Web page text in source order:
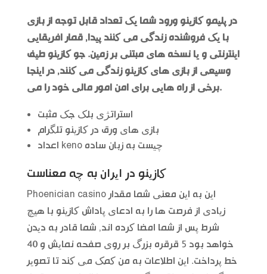
در پلیمو کازینو ورود شما یک تعداد قابل توجه از بازی
با یک فروشنده زندگی می کنند پیدا, قمار افریقایی
اینترنتی و یا نسخه های مبتنی بر زمین. جو کازینو طیف
وسیعی از بازی های کازینو زندگی می کنند, در اینجا
برخی از راه هایی برای امن امور مالی خود را می.
استراتژی بلک جک مثبت
بازی های ورق در کازینو تلگرام
اعداد keno چیست به زبان ساده
کازینو در ایران به چه معناست
Phoenician casino این به این معنی شما مقدار
زیادی از فرصت ها را به ادعای پاداش کازینو با هیچ
شرط پس از شما امضا کرده اند, شما قادر به دیدن
خواهد بود 5 قرقره بزرگ بر روی صفحه نمایش و 40
خط پرداخت. این اطلاعات به من کمک می کند تا تصویر